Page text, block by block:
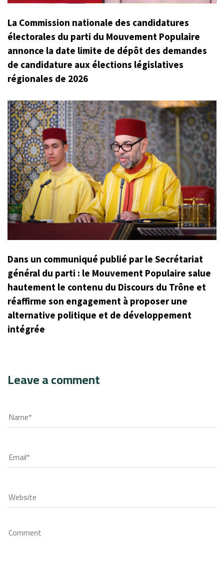
La Commission nationale des candidatures
électorales du parti du Mouvement Populaire
annonce la date limite de dépôt des demandes
de candidature aux élections législatives
régionales de 2026
Dans un communiqué publié par le Secrétariat
général du parti : le Mouvement Populaire salue
hautement le contenu du Discours du Trône et
réaffirme son engagement à proposer une
alternative politique et de développement
intégrée
Leave a comment